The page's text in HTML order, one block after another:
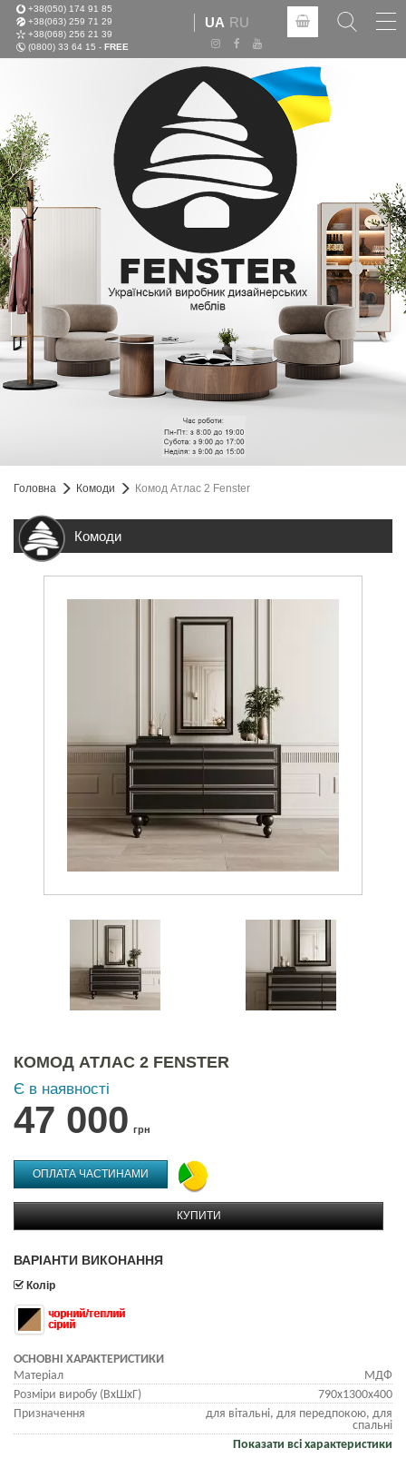
+38(050) 174 91 85
+38(063) 259 71 29
+38(068) 256 21 39
(0800) 33 64 15 - FREE
UA RU
Головна Комоди Комод Атлас 2 Fenster
Комоди
КОМОД АТЛАС 2 FENSTER
Є в наявності
47 000 грн
ОПЛАТА ЧАСТИНАМИ
КУПИТИ
ВАРІАНТИ ВИКОНАННЯ
Колір
чорний/теплий
сірий
ОСНОВНІ ХАРАКТЕРИСТИКИ
Матеріал
МДФ
Розміри виробу (ВхШхГ)
790х1300х400
Призначення
для вітальні, для передпокою, для
спальні
Показати всі характеристики